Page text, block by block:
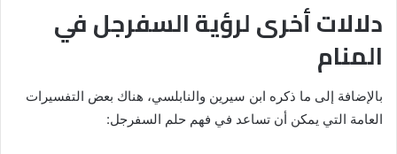
دلالات أخرى لرؤية السفرجل في
المنام
بالإضافة إلى ما ذكره ابن سيرين والنابلسي، هناك بعض التفسيرات
العامة التي يمكن أن تساعد في فهم حلم السفرجل: